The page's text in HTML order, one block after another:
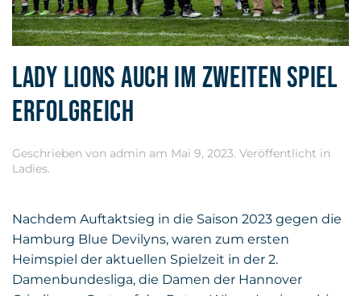
LADY LIONS AUCH IM ZWEITEN SPIEL
ERFOLGREICH
Geschrieben von admin am Mai 9, 2023. Veröffentlicht in
Ladies.
Nachdem Auftaktsieg in die Saison 2023 gegen die
Hamburg Blue Devilyns, waren zum ersten
Heimspiel der aktuellen Spielzeit in der 2.
Damenbundesliga, die Damen der Hannover